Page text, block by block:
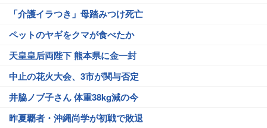
「介護イラつき」母踏みつけ死亡
ペットのヤギをクマが食べたか
天皇皇后両陛下 熊本県に金一封
中止の花火大会、3市が関与否定
井脇ノブ子さん 体重38kg減の今
昨夏覇者・沖縄尚学が初戦で敗退